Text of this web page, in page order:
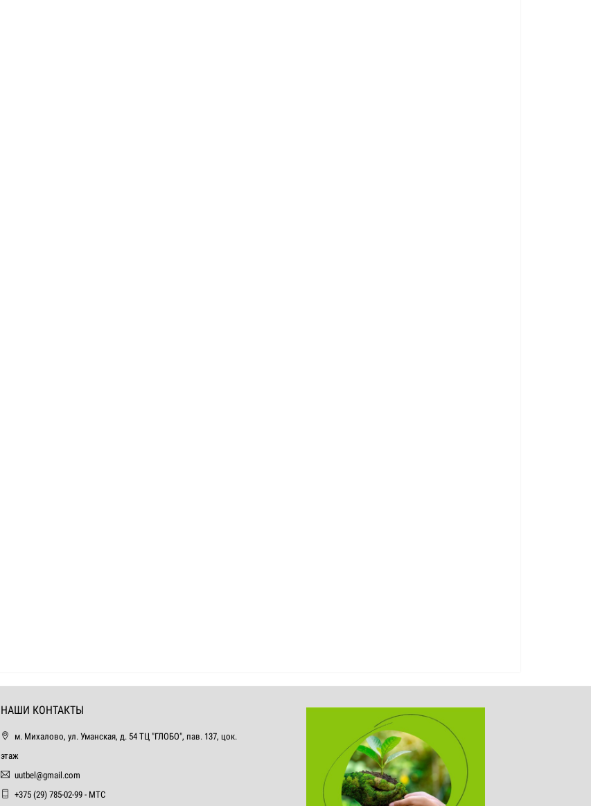
НАШИ КОНТАКТЫ
м. Михалово, ул. Уманская, д. 54 ТЦ "ГЛОБО", пав. 137, цок.
этаж
uutbel@gmail.com
+375 (29) 785-02-99 - МТС